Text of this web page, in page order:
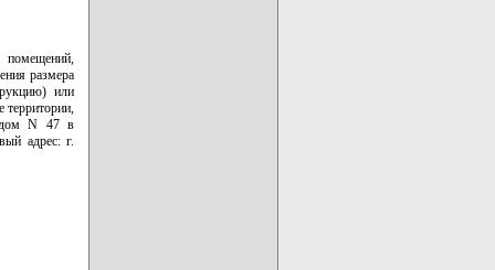
помещений,
размера
или
дом N 47 в
адрес: г.